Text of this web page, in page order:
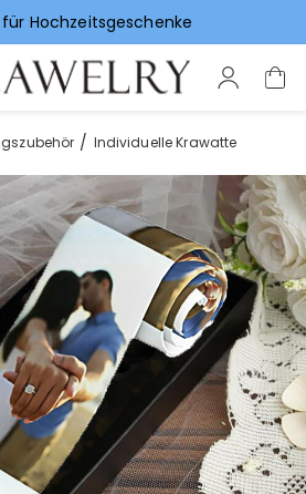
Hochzeitsgeschenke
Individuelle Krawatte